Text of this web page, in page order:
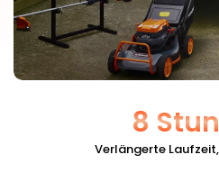
8
Verlängerte